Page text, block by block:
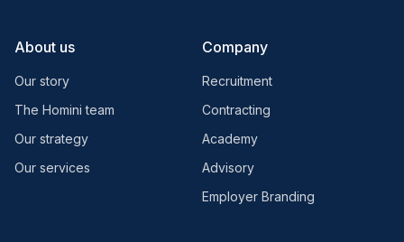
About us
Our story
The Homini team
Our strategy
Our services
Company
Recruitment
Contracting
Academy
Advisory
Employer Branding